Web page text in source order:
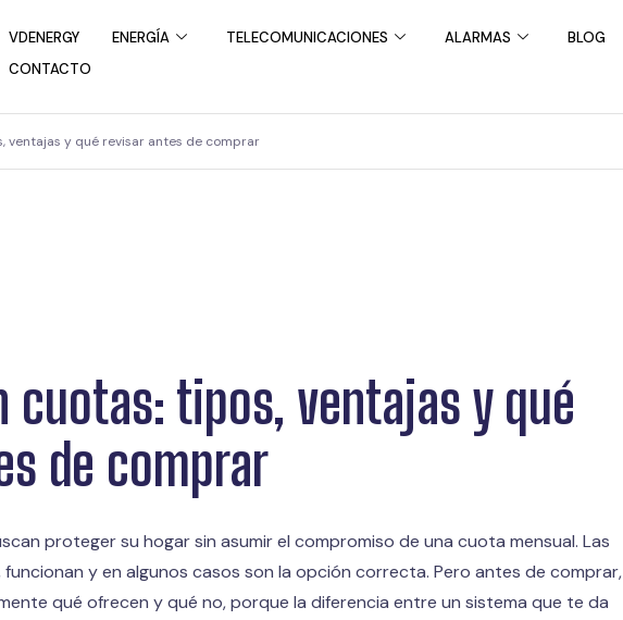
VDENERGY ENERGÍA TELECOMUNICACIONES ALARMAS BLOG
CONTACTO
ventajas y qué revisar antes de comprar
cuotas: tipos, ventajas y qué
de comprar
proteger su hogar sin asumir el compromiso de una cuota mensual. Las
y en algunos casos son la opción correcta. Pero antes de comprar,
qué ofrecen y qué no, porque la diferencia entre un sistema que te da